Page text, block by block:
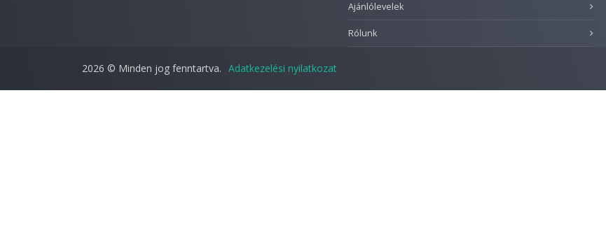
Ajánlólevelek
Rólunk
2026 © Minden jog fenntartva. Adatkezelési nyilatkozat